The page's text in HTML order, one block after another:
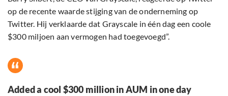
op de recente waarde stijging van de onderneming op
Twitter. Hij verklaarde dat Grayscale in één dag een coole
$300 miljoen aan vermogen had toegevoegd”.
Added a cool $300 million in AUM in one day